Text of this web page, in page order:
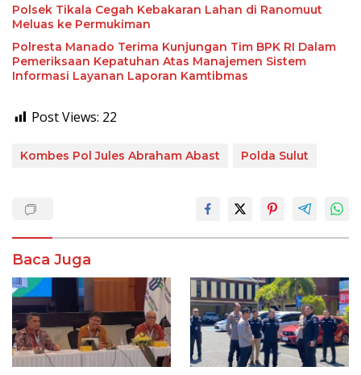
Polsek Tikala Cegah Kebakaran Lahan di Ranomuut
Meluas ke Permukiman
Polresta Manado Terima Kunjungan Tim BPK RI Dalam
Pemeriksaan Kepatuhan Atas Manajemen Sistem
Informasi Layanan Laporan Kamtibmas
Post Views: 22
Kombes Pol Jules Abraham Abast Polda Sulut
Baca Juga